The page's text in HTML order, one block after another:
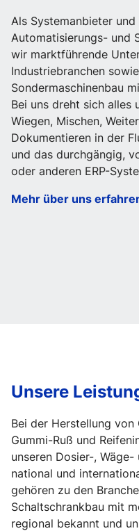
Als Systemanbieter
Automatisierungs- und
wir marktführende
Industriebranchen
Sondermaschinenbau
Bei uns dreht sich alles
Wiegen, Mischen,
Dokumentieren in der
und das durchgängig,
oder anderen ERP-
Mehr über uns
Unsere
Bei der Herstellung
Gummi-Ruß und
unseren Dosier-,
national und
gehören zu den
Schaltschrankbau mit
regional bekannt und